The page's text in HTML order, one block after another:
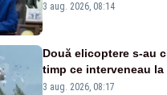
3 aug. 2026, 08:14
Două elicoptere s-au
timp ce interveneau
3 aug. 2026, 08:17